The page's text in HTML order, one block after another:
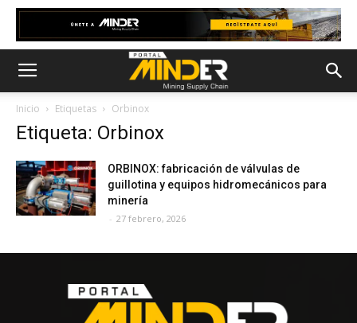
Inicio Etiquetas Orbinox
Etiqueta: Orbinox
ORBINOX: fabricación de válvulas de
guillotina y equipos hidromecánicos para
minería
- 27 febrero, 2026